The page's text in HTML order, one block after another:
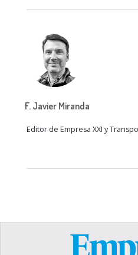
F. Javier Miranda
Editor de Empresa XXI y